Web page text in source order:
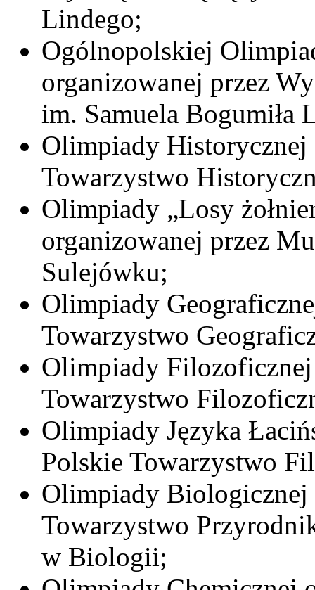
Lindego;
Ogólnopolskiej
organizowanej przez
im. Samuela Bogumiła
Olimpiady Historycznej
Towarzystwo
Olimpiady „Losy
organizowanej przez
Sulejówku;
Olimpiady
Towarzystwo
Olimpiady
Towarzystwo
Olimpiady Języka
Polskie Towarzystwo
Olimpiady Biologicznej
Towarzystwo
w Biologii;